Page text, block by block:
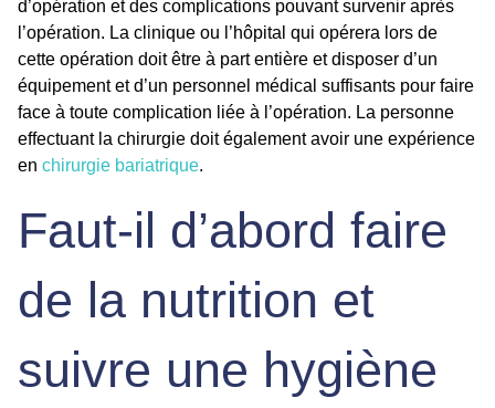
d’opération et des complications pouvant survenir après
l’opération. La clinique ou l’hôpital qui opérera lors de
cette opération doit être à part entière et disposer d’un
équipement et d’un personnel médical suffisants pour faire
face à toute complication liée à l’opération. La personne
effectuant la chirurgie doit également avoir une expérience
en chirurgie bariatrique.
Faut-il d’abord faire
de la nutrition et
suivre une hygiène